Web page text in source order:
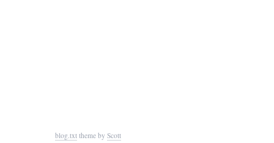
blog.txttheme by Scott